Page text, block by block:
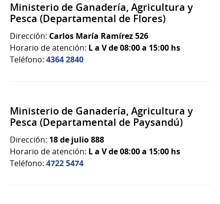
Ministerio de Ganadería, Agricultura y
Pesca (Departamental de Flores)
Dirección: Carlos María Ramírez 526
Horario de atención: L a V de 08:00 a 15:00 hs
Teléfono: 4364 2840
Ministerio de Ganadería, Agricultura y
Pesca (Departamental de Paysandú)
Dirección: 18 de julio 888
Horario de atención: L a V de 08:00 a 15:00 hs
Teléfono: 4722 5474